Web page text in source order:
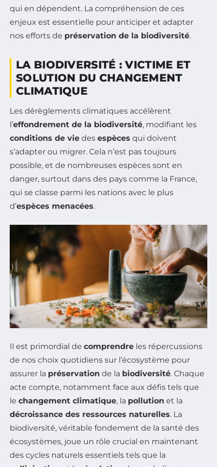
qui en dépendent. La compréhension de ces
enjeux est essentielle pour anticiper et adapter
nos efforts de préservation de la biodiversité.
LA BIODIVERSITÉ : VICTIME ET
SOLUTION DU CHANGEMENT
CLIMATIQUE
Les dérèglements climatiques accélèrent
l’effondrement de la biodiversité, modifiant les
conditions de vie des espèces qui doivent
s’adapter ou migrer. Cela n’est pas toujours
possible, et de nombreuses espèces sont en
danger, surtout dans des pays comme la France,
qui se classe parmi les nations avec le plus
d’espèces menacées.
Il est primordial de comprendre les répercussions
de nos choix quotidiens sur l’écosystème pour
assurer la préservation de la biodiversité. Chaque
acte compte, notamment face aux défis tels que
le changement climatique, la pollution et la
décroissance des ressources naturelles. La
biodiversité, véritable fondement de la santé des
écosystèmes, joue un rôle crucial en maintenant
des cycles naturels essentiels tels que la